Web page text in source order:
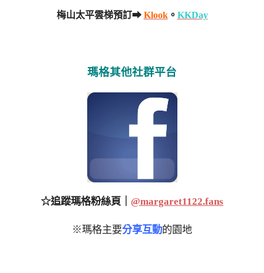
梅山太平雲梯預訂➡ Klook。 KKDay
瑪格其他社群平台
☆追蹤瑪格粉絲頁｜ @margaret1122.fans
※瑪格主要分享互動的園地